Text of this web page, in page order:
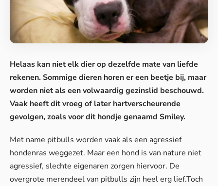
Helaas kan niet elk dier op dezelfde mate van liefde
rekenen. Sommige dieren horen er een beetje bij, maar
worden niet als een volwaardig gezinslid beschouwd.
Vaak heeft dit vroeg of later hartverscheurende
gevolgen, zoals voor dit hondje genaamd Smiley.
Met name pitbulls worden vaak als een agressief
hondenras weggezet. Maar een hond is van nature niet
agressief, slechte eigenaren zorgen hiervoor. De
overgrote merendeel van pitbulls zijn heel erg lief.Toch